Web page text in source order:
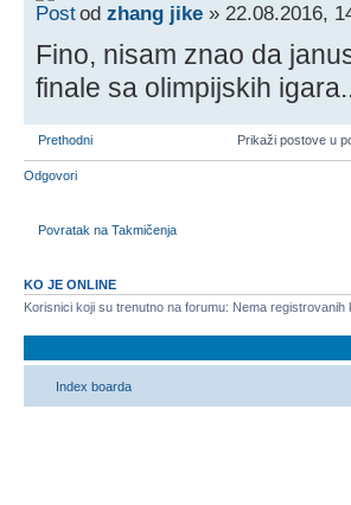
od zhang jike » 22.08.2016,
Fino, nisam znao da
finale sa olimpijskih
Prethodni Prikaži postove u
Odgovori
Povratak na Takmičenja
KO JE ONLINE
Korisnici koji su trenutno na forumu: Nema registrovanih
Index boarda